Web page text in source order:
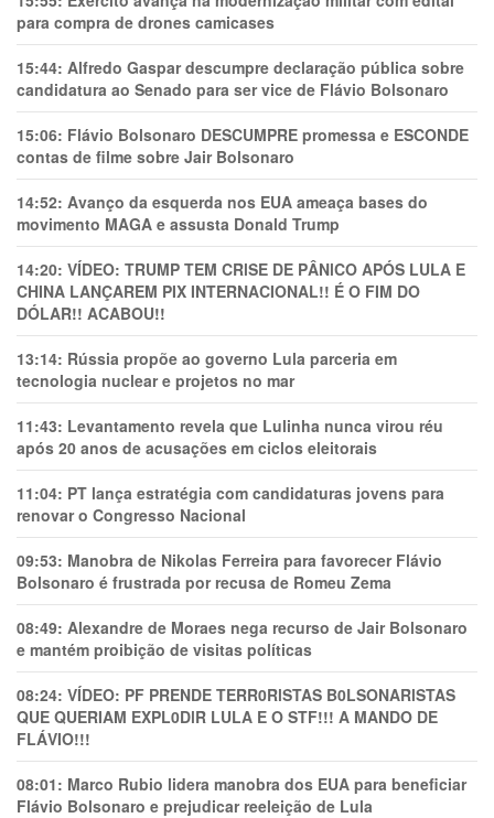
para compra de drones camicases
15:44: Alfredo Gaspar descumpre declaração pública sobre
candidatura ao Senado para ser vice de Flávio Bolsonaro
15:06: Flávio Bolsonaro DESCUMPRE promessa e ESCONDE
contas de filme sobre Jair Bolsonaro
14:52: Avanço da esquerda nos EUA ameaça bases do
movimento MAGA e assusta Donald Trump
14:20: VÍDEO: TRUMP TEM CRlSE DE PÂNlCO APÓS LULA E
CHINA LANÇAREM PIX INTERNACIONAL!! É O FIM DO
DÓLAR!! ACABOU!!
13:14: Rússia propõe ao governo Lula parceria em
tecnologia nuclear e projetos no mar
11:43: Levantamento revela que Lulinha nunca virou réu
após 20 anos de acusações em ciclos eleitorais
11:04: PT lança estratégia com candidaturas jovens para
renovar o Congresso Nacional
09:53: Manobra de Nikolas Ferreira para favorecer Flávio
Bolsonaro é frustrada por recusa de Romeu Zema
08:49: Alexandre de Moraes nega recurso de Jair Bolsonaro
e mantém proibição de visitas políticas
08:24: VÍDEO: PF PRENDE TERR0RlSTAS B0LSONARlSTAS
QUE QUERIAM EXPL0DlR LULA E O STF!!! A MANDO DE
FLÁVIO!!!
08:01: Marco Rubio lidera manobra dos EUA para beneficiar
Flávio Bolsonaro e prejudicar reeleição de Lula